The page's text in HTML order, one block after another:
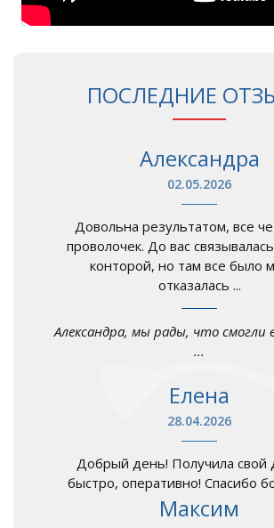
ПОСЛЕДНИЕ
Александра
02.05.2026
Довольна результатом, все
проволочек. До вас
конторой, но там все было
отказалась ...
Александра, мы рады, что смогли
...
Елена
28.04.2026
Добрый день! Получила свой
быстро, оперативно! Спасибо
Максим